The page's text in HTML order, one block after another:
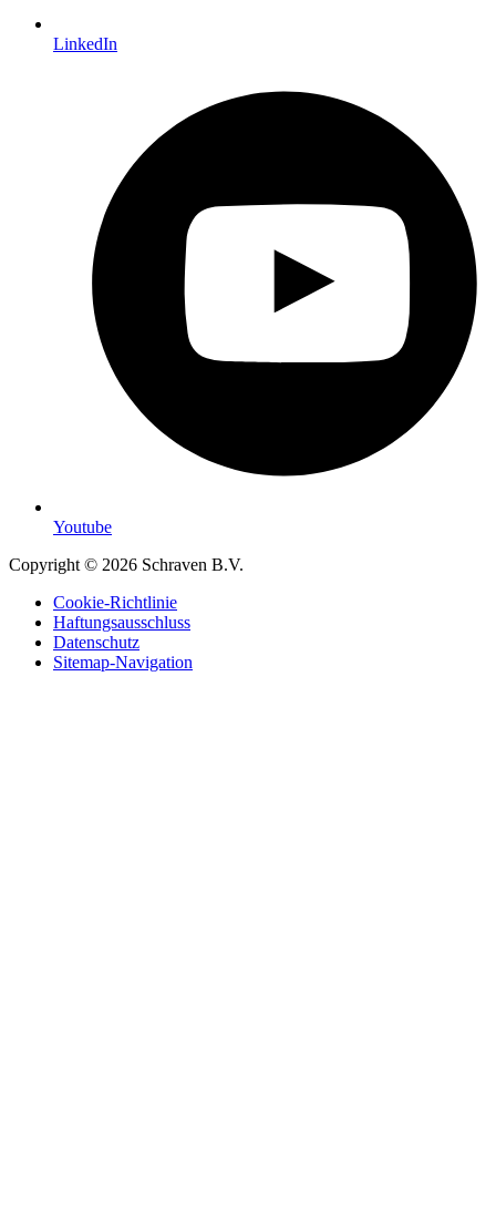
LinkedIn
Youtube
Copyright © 2026 Schraven B.V.
Cookie-Richtlinie
Haftungsausschluss
Datenschutz
Sitemap-Navigation